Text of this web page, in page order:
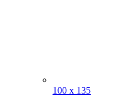
100 x 135